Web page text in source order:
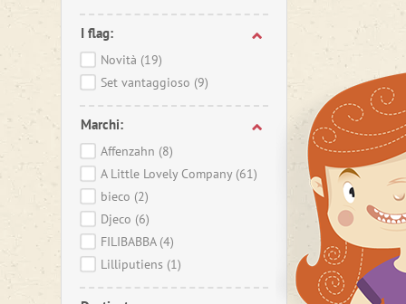
I flag:
Novità (19)
Set vantaggioso (9)
Marchi:
Affenzahn (8)
A Little Lovely Company (61)
bieco (2)
Djeco (6)
FILIBABBA (4)
Lilliputiens (1)